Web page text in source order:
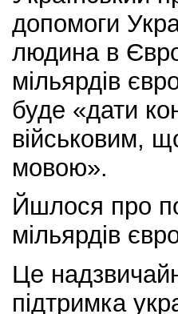
допомоги
людина в
мільярдів
буде «дати
військовим,
мовою».
Йшлося про
мільярдів
Це
підтримка